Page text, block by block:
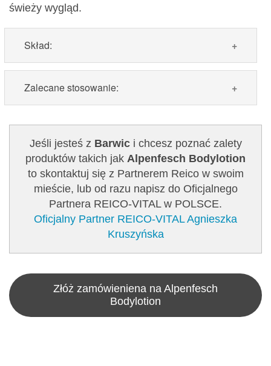
świeży wygląd.
Skład:
olej z nasion, capric / capric triglyceride, glicerol,
masło shea (Butyrospermum parkii) ,
etyloheksanian cetearylu, alkohol cetearylowy,
ekstrakt z leontopodium alpinum, izomerat
sacharydu, tokoferol, octan tokoferylu, bisabolol,
alkohol benzylowy, cytrynian stearynianu
glicerolu, kationian poliglicerylu-4, stearynian
sacharozy, kwas palmitynowy, kwas
stearynowy, guma ksantanowa, alkohol
cetylowy, perfumy, kwas benzoesowy, rinolinian
sodu, sodu glutaminian stearoilu, kwas
wodorotlenek sodu, salicylan benzylu, linalool,
Kwas cytrynowy, cytrynian sodu, benzoesan
benzylu, kumaryna, geraniol, limonen.
Zalecane stosowanie:
Zawartość: 150 ml /Nr art.: 5104
Jeśli jesteś z Barwici chcesz poznać zalety
produktów takich jak Alpenfesch Bodylotion
to skontaktuj się z Partnerem Reico w swoim
mieście, lub od razu napisz do Oficjalnego
Partnera REICO-VITAL w POLSCE.
Oficjalny Partner REICO-VITAL Agnieszka
Kruszyńska
Złóż zamówieniena na Alpenfesch
Bodylotion